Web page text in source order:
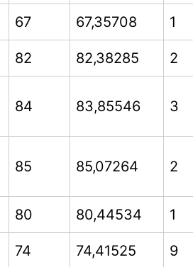
67 67,35708 1
82 82,38285 2
84 83,85546 3
85 85,07264 2
80 80,44534 1
74 74,41525 9